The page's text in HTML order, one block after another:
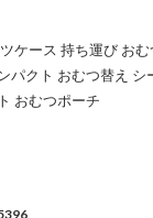
ース 持ち運び おむ
パクト おむつ替え シ
おむつポーチ